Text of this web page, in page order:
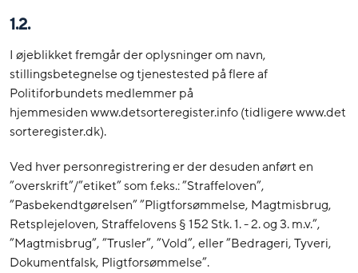
1.2.
I øjeblikket fremgår der oplysninger om navn,
stillingsbetegnelse og tjenestested på flere af
Politiforbundets medlemmer på
hjemmesiden www.detsorteregister.info (tidligere www.det
sorteregister.dk).
Ved hver personregistrering er der desuden anført en
”overskrift”/”etiket” som f.eks.: ”Straffeloven”,
”Pasbekendtgørelsen” ”Pligtforsømmelse, Magtmisbrug,
Retsplejeloven, Straffelovens § 152 Stk. 1. - 2. og 3. m.v.”,
”Magtmisbrug”, ”Trusler”, ”Vold”, eller ”Bedrageri, Tyveri,
Dokumentfalsk, Pligtforsømmelse”.